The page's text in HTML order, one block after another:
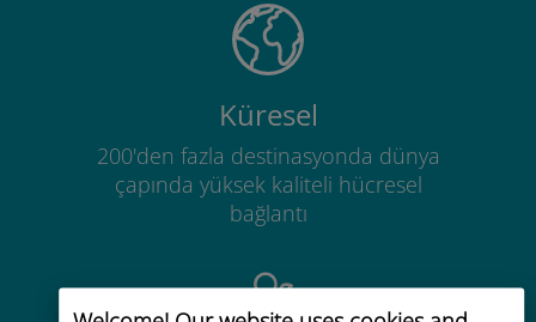
Küresel
200'den fazla destinasyonda dünya
çapında yüksek kaliteli hücresel
bağlantı